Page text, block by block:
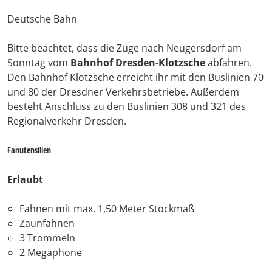
Deutsche Bahn
Bitte beachtet, dass die Züge nach Neugersdorf am
Sonntag vom Bahnhof Dresden-Klotzscheabfahren.
Den Bahnhof Klotzsche erreicht ihr mit den Buslinien 70
und 80 der Dresdner Verkehrsbetriebe. Außerdem
besteht Anschluss zu den Buslinien 308 und 321 des
Regionalverkehr Dresden.
Fanutensilien
Erlaubt
Fahnen mit max. 1,50 Meter Stockmaß
Zaunfahnen
3 Trommeln
2 Megaphone